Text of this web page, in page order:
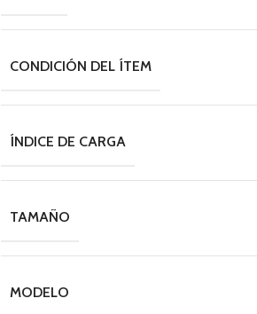
CONDICIÓN DEL ÍTEM
ÍNDICE DE CARGA
TAMAÑO
MODELO